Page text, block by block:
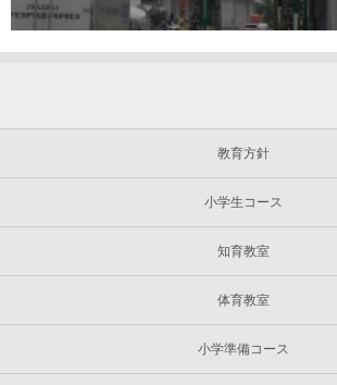
教育方針
小学生コース
知育教室
体育教室
小学準備コース